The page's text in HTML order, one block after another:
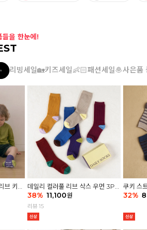
들을 한눈에!
리빙세일🏡키즈세일👶🏻패션세일🧆사은품
브 키즈
데일리 컬러풀 리브 삭스 우먼 3P
세트
38% 11,100원
리뷰 15
쿠키 스
32%